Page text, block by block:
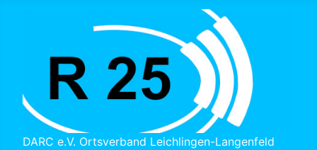
DARC e.V. Ortsverband Leichlingen-Langenfeld